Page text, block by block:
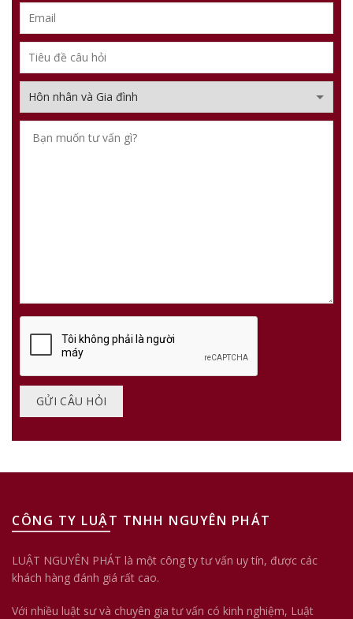
CÔNG TY LUẬT TNHH NGUYÊN PHÁT
LUẬT NGUYÊN PHÁT là một công ty tư vấn uy tín, được các
khách hàng đánh giá rất cao.
Với nhiều luật sư và chuyên gia tư vấn có kinh nghiệm, Luật